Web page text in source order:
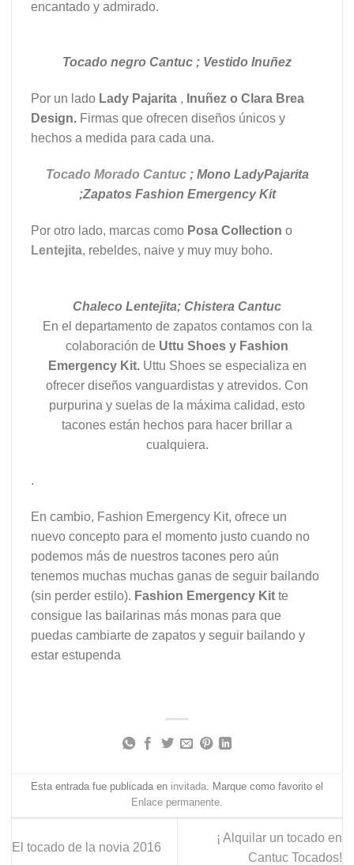
encantado y admirado.
Tocado negro Cantuc ; Vestido Inuñez
Por un lado Lady Pajarita , Inuñez o Clara Brea
Design. Firmas que ofrecen diseños únicos y
hechos a medida para cada una.
Tocado Morado Cantuc; Mono LadyPajarita
;Zapatos Fashion Emergency Kit
Por otro lado, marcas como Posa Collection o
Lentejita, rebeldes, naive y muy muy boho.
Chaleco Lentejita; Chistera Cantuc
En el departamento de zapatos contamos con la
colaboración de Uttu Shoes y Fashion
Emergency Kit.Uttu Shoes se especializa en
ofrecer diseños vanguardistas y atrevidos. Con
purpurina y suelas de la máxima calidad, esto
tacones están hechos para hacer brillar a
cualquiera.
.
En cambio, Fashion Emergency Kit, ofrece un
nuevo concepto para el momento justo cuando no
podemos más de nuestros tacones pero aún
tenemos muchas muchas ganas de seguir bailando
(sin perder estilo). Fashion Emergency Kit te
consigue las bailarinas más monas para que
puedas cambiarte de zapatos y seguir bailando y
estar estupenda
Esta entrada fue publicada en invitada . Marque como favorito el
Enlace permanente
El tocado de la novia 2016
¡ Alquilar un tocado en
Cantuc Tocados!